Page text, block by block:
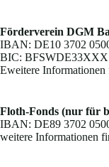
Förderverein DGM
IBAN: DE10 3702
BIC: BFSWDE33XXX
Eweitere Informationen
Floth-Fonds (nur für
IBAN: DE89 3702
weitere Informationen